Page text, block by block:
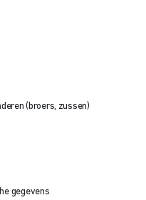
(broers, zussen)
gegevens